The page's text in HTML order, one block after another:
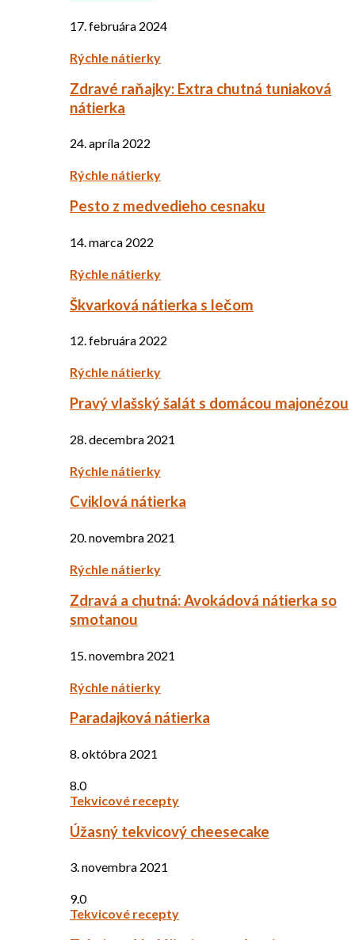
17. februára 2024
Rýchle nátierky
Zdravé raňajky: Extra chutná tuniaková
nátierka
24. apríla 2022
Rýchle nátierky
Pesto z medvedieho cesnaku
14. marca 2022
Rýchle nátierky
Škvarková nátierka s lečom
12. februára 2022
Rýchle nátierky
Pravý vlašský šalát s domácou majonézou
28. decembra 2021
Rýchle nátierky
Cviklová nátierka
20. novembra 2021
Rýchle nátierky
Zdravá a chutná: Avokádová nátierka so
smotanou
15. novembra 2021
Rýchle nátierky
Paradajková nátierka
8. októbra 2021
8.0
Tekvicové recepty
Úžasný tekvicový cheesecake
3. novembra 2021
9.0
Tekvicové recepty